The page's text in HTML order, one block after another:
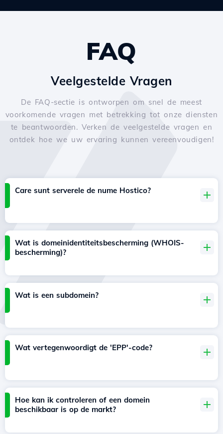
FAQ
Veelgestelde Vragen
De FAQ-sectie is ontworpen om snel de meest
voorkomende vragen met betrekking tot onze diensten
te beantwoorden. Verken de veelgestelde vragen en
ontdek hoe we uw ervaring kunnen vereenvoudigen!
Care sunt serverele de nume Hostico?
Wat is domeinidentiteitsbescherming (WHOIS-
bescherming)?
Wat is een subdomein?
Wat vertegenwoordigt de 'EPP'-code?
Hoe kan ik controleren of een domein
beschikbaar is op de markt?